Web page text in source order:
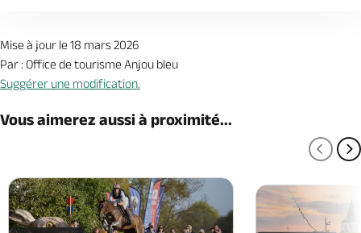
Mise à jour le 18 mars 2026
Par : Office de tourisme Anjou bleu
Suggérer une modification.
Vous aimerez aussi à proximité...